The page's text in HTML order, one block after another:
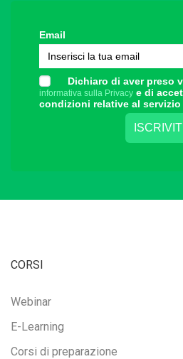
Email
Dichiaro di aver preso
informativa sulla Privacy e di
condizioni relative al
CORSI
Webinar
E-Learning
Corsi di preparazione